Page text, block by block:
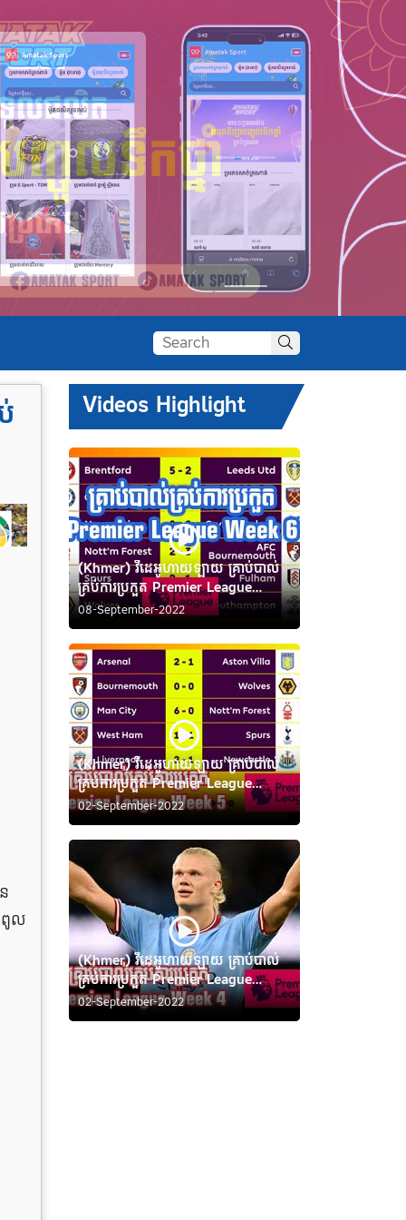
ពូល
Videos Highlight
(Khmer) វីដេអូហាយឡាយ គ្រាប់បាល់
គ្រប់ការប្រកួត Premier League
Week 6
08-September-2022
(Khmer) វីដេអូហាយឡាយ គ្រាប់បាល់
គ្រប់ការប្រកួត Premier League
Week 5
02-September-2022
(Khmer) វីដេអូហាយឡាយ គ្រាប់បាល់
គ្រប់ការប្រកួត Premier League
Week 4
02-September-2022